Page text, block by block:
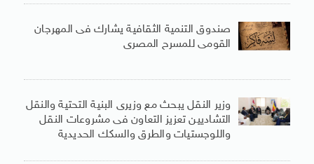
صندوق التنمية الثقافية يشارك فى المهرجان
القومى للمسرح المصرى
وزير النقل يبحث مع وزيرى البنية التحتية والنقل
التشاديين تعزيز التعاون فى مشروعات النقل
واللوجستيات والطرق والسكك الحديدية